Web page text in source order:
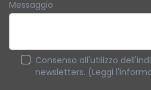
Messaggio
Consenso all'utilizzo
newsletters. (Leggi